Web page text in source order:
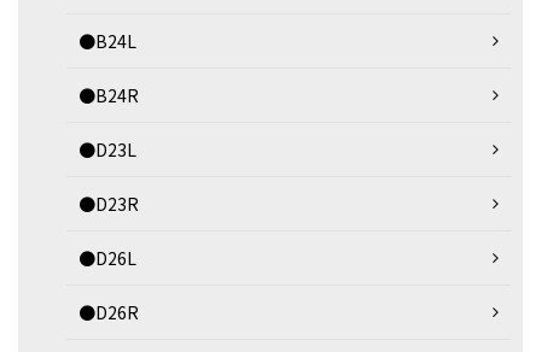
●B24L
●B24R
●D23L
●D23R
●D26L
●D26R